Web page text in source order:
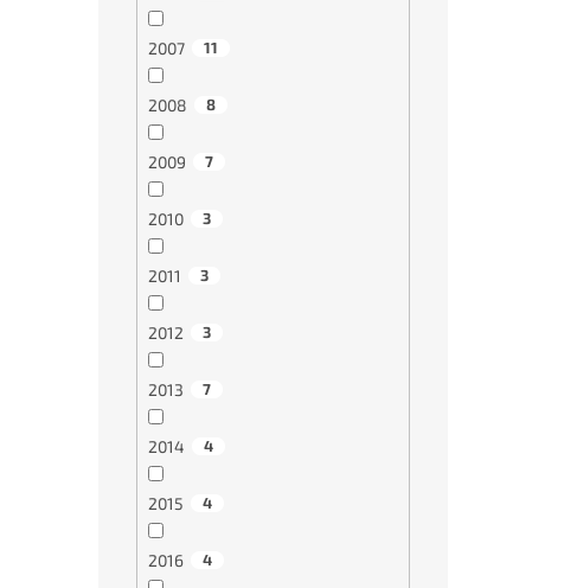
2007 11
2008 8
2009 7
2010 3
2011 3
2012 3
2013 7
2014 4
2015 4
2016 4